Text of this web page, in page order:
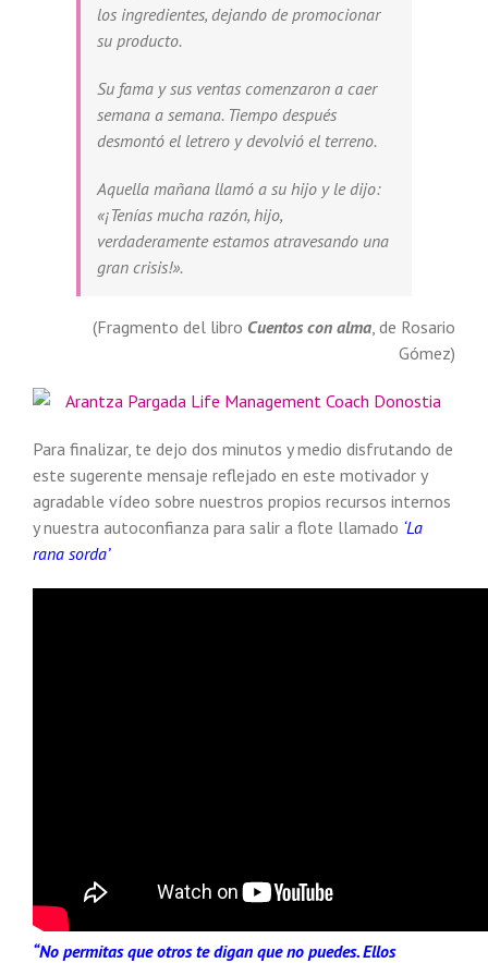
los ingredientes, dejando de promocionar
su producto.
Su fama y sus ventas comenzaron a caer
semana a semana. Tiempo después
desmontó el letrero y devolvió el terreno.
Aquella mañana llamó a su hijo y le dijo:
«¡Tenías mucha razón, hijo,
verdaderamente estamos atravesando una
gran crisis!».
(Fragmento del libro Cuentos con alma , de Rosario
Gómez)
Para finalizar, te dejo dos minutos y medio disfrutando de
este sugerente mensaje reflejado en este motivador y
agradable vídeo sobre nuestros propios recursos internos
y nuestra autoconfianza para salir a flote llamado ‘La
rana sorda’
“No permitas que otros te digan que no puedes. Ellos